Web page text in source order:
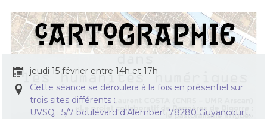
jeudi 15 février entre 14h et 17h
Cette séance se déroulera à la fois en présentiel sur
trois sites différents :
UVSQ : 5/7 boulevard d’Alembert 78280 Guyancourt,